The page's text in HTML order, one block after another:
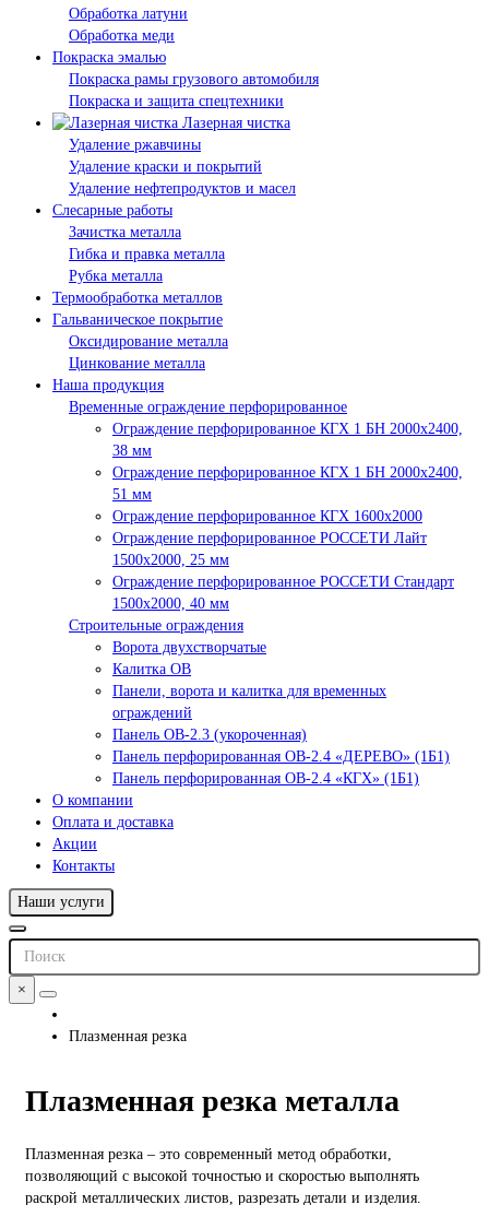
Обработка латуни
Обработка меди
Покраска эмалью
Покраска рамы грузового автомобиля
Покраска и защита спецтехники
Лазерная чистка
Удаление ржавчины
Удаление краски и покрытий
Удаление нефтепродуктов и масел
Слесарные работы
Зачистка металла
Гибка и правка металла
Рубка металла
Термообработка металлов
Гальваническое покрытие
Оксидирование металла
Цинкование металла
Наша продукция
Временные ограждение перфорированное
Ограждение перфорированное КГХ 1 БН 2000х2400,
38 мм
Ограждение перфорированное КГХ 1 БН 2000х2400,
51 мм
Ограждение перфорированное КГХ 1600х2000
Ограждение перфорированное РОССЕТИ Лайт
1500х2000, 25 мм
Ограждение перфорированное РОССЕТИ Стандарт
1500х2000, 40 мм
Строительные ограждения
Ворота двухстворчатые
Калитка ОВ
Панели, ворота и калитка для временных
ограждений
Панель ОВ-2.3 (укороченная)
Панель перфорированная ОВ-2.4 «ДЕРЕВО» (1Б1)
Панель перфорированная ОВ-2.4 «КГХ» (1Б1)
О компании
Оплата и доставка
Акции
Контакты
Наши услуги
×
Плазменная резка
Плазменная резка металла
Плазменная резка – это современный метод обработки,
позволяющий с высокой точностью и скоростью выполнять
раскрой металлических листов, разрезать детали и изделия.